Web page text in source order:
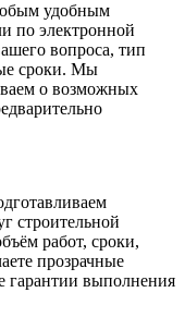
удобным
по электронной
вопроса, тип
сроки. Мы
о возможных
строительной
работ, сроки,
прозрачные
гарантии выполнения